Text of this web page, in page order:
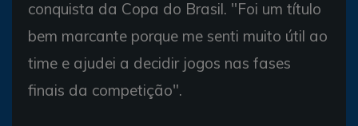
conquista da Copa do Brasil. "Foi um título
bem marcante porque me senti muito útil ao
time e ajudei a decidir jogos nas fases
finais da competição".